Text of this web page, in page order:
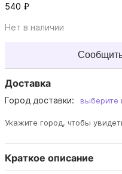
540 ₽
Нет в наличии
Доставка
Город доставки: выберите
Укажите город, чтобы
Краткое описание